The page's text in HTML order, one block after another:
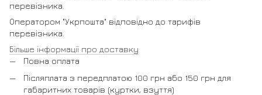
перевізника.
Оператором "Укрпошта" відповідно до тарифів
перевізника.
Більше інформації про доставку
Повна оплата
Післяплата з передплатою 100 грн або 150 грн для
габаритних товарів (куртки, взуття)